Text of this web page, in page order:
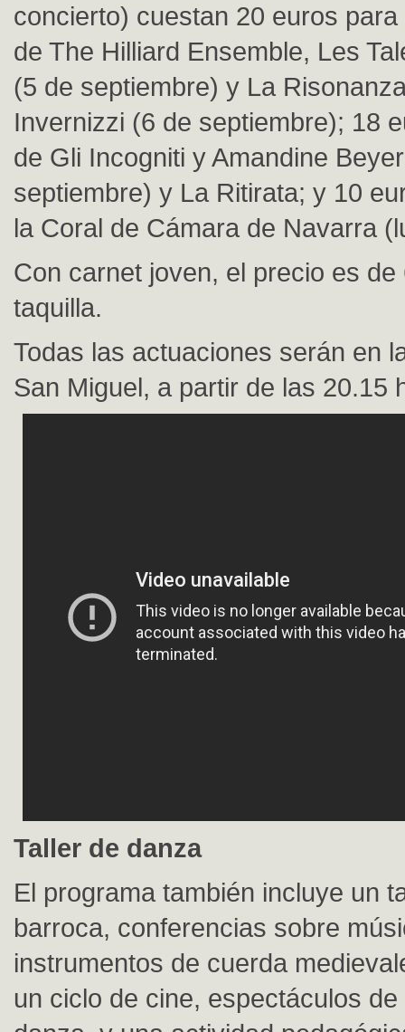
concierto) cuestan 20 euros
de The Hilliard Ensemble, Les
(5 de septiembre) y La
Invernizzi (6 de septiembre); 18
de Gli Incogniti y Amandine
septiembre) y La Ritirata; y 10
la Coral de Cámara de Navarra
Con carnet joven, el precio es
taquilla.
Todas las actuaciones serán en
San Miguel, a partir de las 20.15
Taller de danza
El programa también incluye un
barroca, conferencias sobre
instrumentos de cuerda
un ciclo de cine, espectáculos